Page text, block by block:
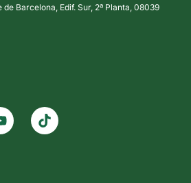
Barcelona, Edif. Sur, 2ª Planta, 08039